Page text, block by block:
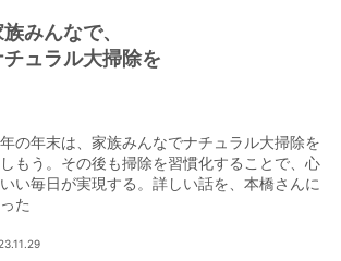
みんなで、
チュラル大掃除を
の年末は、家族みんなでナチュラル大掃除を
もう。その後も掃除を習慣化することで、心
い毎日が実現する。詳しい話を、本橋さんに
た